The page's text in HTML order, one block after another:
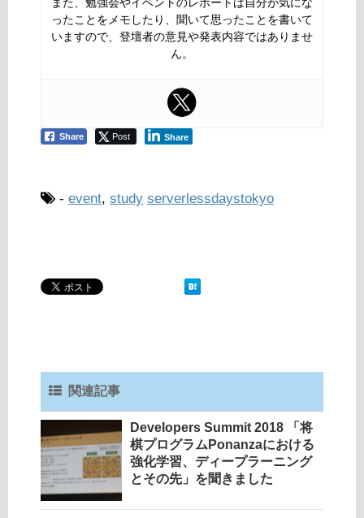
また、勉強会やイベントのレポートは自分が気にな
ったことをメモしたり、聞いて思ったことを書いて
いますので、登壇者の意見や発表内容ではありませ
ん。
Share Post Share
- event, study serverlessdaystokyo
関連記事
Developers Summit 2018 「将
棋プログラムPonanzaにおける
強化学習、ディープラーニング
とその先」を聞きました